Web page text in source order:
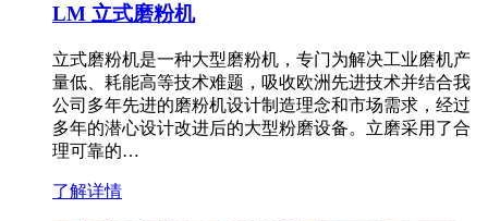
LM 立式磨粉机
立式磨粉机是一种大型磨粉机，专门为解决工业磨机产
量低、耗能高等技术难题，吸收欧洲先进技术并结合我
公司多年先进的磨粉机设计制造理念和市场需求，经过
多年的潜心设计改进后的大型粉磨设备。立磨采用了合
理可靠的…
了解详情